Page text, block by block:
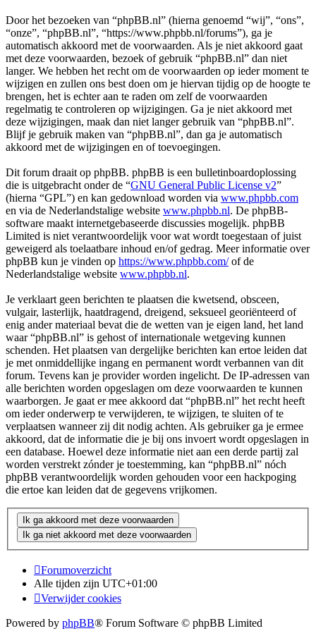
Door het bezoeken van “phpBB.nl” (hierna genoemd “wij”, “ons”,
“onze”, “phpBB.nl”, “https://www.phpbb.nl/forums”), ga je
automatisch akkoord met de voorwaarden. Als je niet akkoord gaat
met deze voorwaarden, bezoek of gebruik “phpBB.nl” dan niet
langer. We hebben het recht om de voorwaarden op ieder moment te
wijzigen en zullen ons best doen om je hiervan tijdig op de hoogte te
brengen, het is echter aan te raden om zelf de voorwaarden
regelmatig te controleren op wijzigingen. Ga je niet akkoord met
deze wijzigingen, maak dan niet langer gebruik van “phpBB.nl”.
Blijf je gebruik maken van “phpBB.nl”, dan ga je automatisch
akkoord met de wijzigingen en of toevoegingen.
Dit forum draait op phpBB. phpBB is een bulletinboardoplossing
die is uitgebracht onder de “GNU General Public License v2”
(hierna “GPL”) en kan gedownload worden via www.phpbb.com
en via de Nederlandstalige website www.phpbb.nl. De phpBB-
software maakt internetgebaseerde discussies mogelijk. phpBB
Limited is niet verantwoordelijk voor wat wordt toegestaan of juist
geweigerd als toelaatbare inhoud en/of gedrag. Meer informatie over
phpBB kun je vinden op https://www.phpbb.com/of de
Nederlandstalige website www.phpbb.nl.
Je verklaart geen berichten te plaatsen die kwetsend, obsceen,
vulgair, lasterlijk, haatdragend, dreigend, seksueel georiënteerd of
enig ander materiaal bevat die de wetten van je eigen land, het land
waar “phpBB.nl” is gehost of internationale wetgeving kunnen
schenden. Het plaatsen van dergelijke berichten kan ertoe leiden dat
je met onmiddellijke ingang en permanent wordt verbannen van dit
forum. Tevens kan je provider worden ingelicht. De IP-adressen van
alle berichten worden opgeslagen om deze voorwaarden te kunnen
waarborgen. Je gaat er mee akkoord dat “phpBB.nl” het recht heeft
om ieder onderwerp te verwijderen, te wijzigen, te sluiten of te
verplaatsen wanneer zij dit nodig achten. Als gebruiker ga je ermee
akkoord, dat de informatie die je bij ons invoert wordt opgeslagen in
een database. Hoewel deze informatie niet aan een derde partij zal
worden verstrekt zónder je toestemming, kan “phpBB.nl” nóch
phpBB verantwoordelijk worden gehouden voor een hackpoging
die ertoe kan leiden dat de gegevens vrijkomen.
Forumoverzicht
Alle tijden zijn UTC+01:00
Verwijder cookies
Powered by phpBB® Forum Software © phpBB Limited